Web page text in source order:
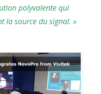
polyvalente qui
la source du signal. »